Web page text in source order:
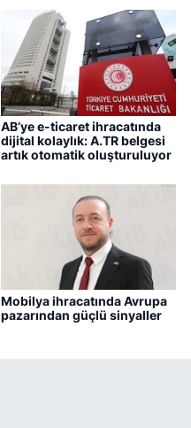
AB’ye e-ticaret ihracatında
dijital kolaylık: A.TR belgesi
artık otomatik oluşturuluyor
Mobilya ihracatında Avrupa
pazarından güçlü sinyaller